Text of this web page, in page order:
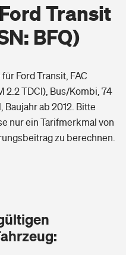
Transit
BFQ)
Ford Transit, FAC
2.2 TDCI), Bus/Kombi, 74
Baujahr ab 2012. Bitte
nur ein Tarifmerkmal von
zu berechnen.